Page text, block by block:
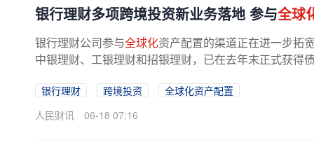
银行理财多项跨境投资新业务落地 参与全球
银行理财公司参与全球化资产配置的渠道正在进一步拓
中银理财、工银理财和招银理财，已在去年末正式获得
银行理财 跨境投资
全球化资产配置
人民财讯
06-18 07:16